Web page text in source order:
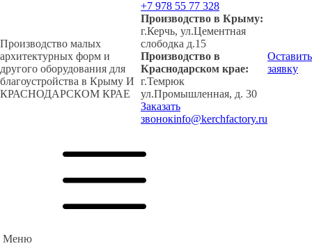
Производство малых
архитектурных форм и
другого оборудования для
благоустройства в Крыму И
КРАСНОДАРСКОМ КРАЕ
+7 978 55 77 328
Производство в Крыму:
г.Керчь, ул.Цементная
слободка д.15
Производство в
Краснодарском крае:
г.Темрюк
ул.Промышленная, д. 30
Заказать
звонокinfo@kerchfactory.ru
Оставить
заявку
Меню